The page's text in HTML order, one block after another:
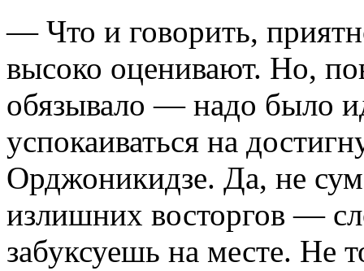
— Что и говорить,
высоко оценивают. Но,
обязывало — надо было
успокаиваться на
Орджоникидзе. Да, не
излишних восторгов —
забуксуешь на месте. Не